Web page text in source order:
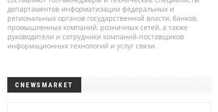
департаментов информатизации федеральных и
региональных органов государственной власти, банков,
промышленных компаний, розничных сетей, а также
руководители и сотрудники компаний-поставщиков
информационных технологий и услуг связи.
CNEWSMARKET